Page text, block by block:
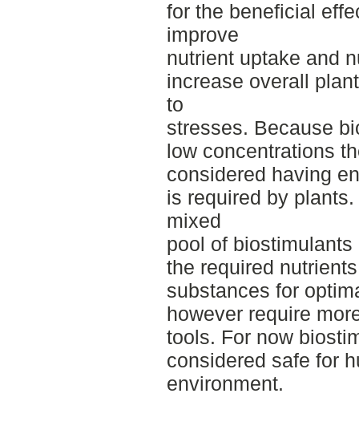
for the beneficial
improve
nutrient uptake and
increase overall
to
stresses. Because
low concentrations
considered having
is required by
mixed
pool of
the required
substances for
however require
tools. For now
considered safe for
environment.